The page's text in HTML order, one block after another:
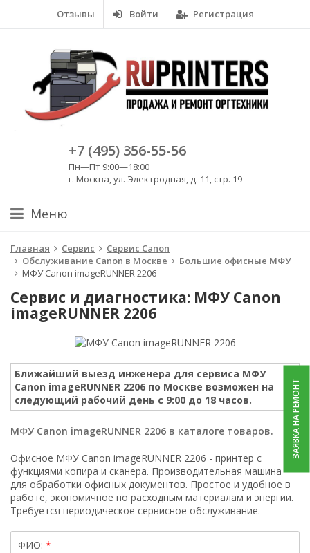
Отзывы Войти Регистрация
+7 (495) 356-55-56
Пн—Пт 9:00—18:00
г. Москва, ул. Электродная, д. 11, стр. 19
Меню
Главная Сервис
Сервис Canon
Обслуживание Canon в Москве
Большие офисные МФУ
МФУ Canon imageRUNNER 2206
Сервис и диагностика: МФУ Canon
imageRUNNER 2206
Ближайший выезд инженера для сервиса МФУ
Canon imageRUNNER 2206 по Москве возможен на
следующий рабочий день с 9:00 до 18 часов.
МФУ Canon imageRUNNER 2206 в каталоге товаров.
Офисное МФУ Canon imageRUNNER 2206 - принтер с
функциями копира и сканера. Производительная машина
для обработки офисных документов. Простое и удобное в
работе, экономичное по расходным материалам и энергии.
Требуется периодическое сервисное обслуживание.
ФИО:
ЗАЯВКА НА РЕМОНТ